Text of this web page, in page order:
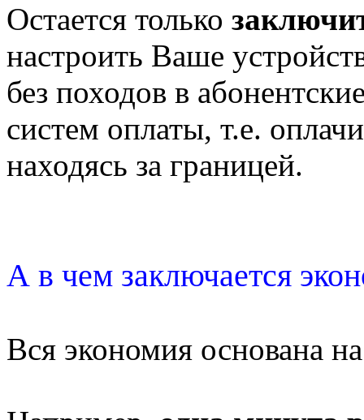
Остается только
настроить Ваше
без походов в
систем оплаты, т.е.
находясь за границей.
А в чем заключается
Вся экономия основана